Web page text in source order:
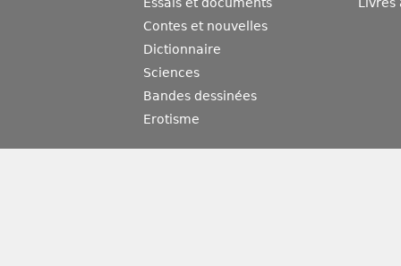
Essais et documents
Contes et nouvelles
Dictionnaire
Sciences
Bandes dessinées
Erotisme
Livres